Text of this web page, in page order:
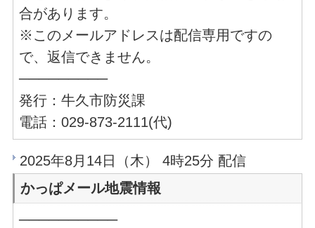
合があります。
※このメールアドレスは配信専用ですの
で、返信できません。
─────────
発行：牛久市防災課
電話：029-873-2111(代)
2025年8月14日（木） 4時25分 配信
かっぱメール地震情報
──────────